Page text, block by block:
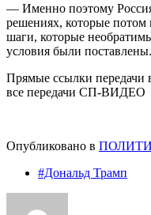
— Именно поэтому
решениях, которые потом
шаги, которые
условия были
Прямые ссылки передачи
все передачи СП-ВИДЕО
Опубликовано в
#Дональд Трамп